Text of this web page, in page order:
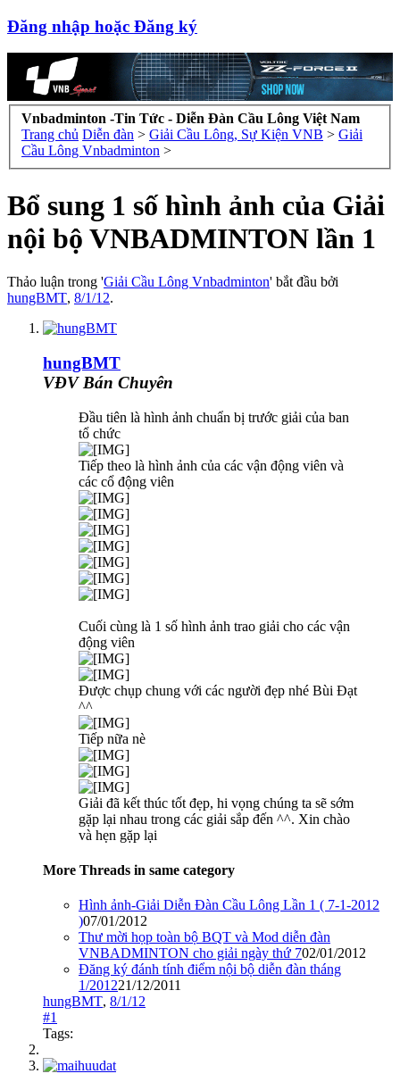
Đăng nhập hoặc Đăng ký
Vnbadminton -Tin Tức - Diễn Đàn Cầu Lông Việt Nam
Trang chủ Diễn đàn > Giải Cầu Lông, Sự Kiện VNB > Giải
Cầu Lông Vnbadminton >
Bổ sung 1 số hình ảnh của Giải
nội bộ VNBADMINTON lần 1
Thảo luận trong 'Giải Cầu Lông Vnbadminton' bắt đầu bởi
hungBMT, 8/1/12.
hungBMT
VĐV Bán Chuyên
Đầu tiên là hình ảnh chuẩn bị trước giải của ban
tổ chức
Tiếp theo là hình ảnh của các vận động viên và
các cổ động viên
Cuối cùng là 1 số hình ảnh trao giải cho các vận
động viên
Được chụp chung với các người đẹp nhé Bùi Đạt
^^
Tiếp nữa nè
Giải đã kết thúc tốt đẹp, hi vọng chúng ta sẽ sớm
gặp lại nhau trong các giải sắp đến ^^. Xin chào
và hẹn gặp lại
More Threads in same category
Hình ảnh-Giải Diễn Đàn Cầu Lông Lần 1 ( 7-1-2012
)07/01/2012
Thư mời họp toàn bộ BQT và Mod diễn đàn
VNBADMINTON cho giải ngày thứ 702/01/2012
Đăng ký đánh tính điểm nội bộ diễn đàn tháng
1/201221/12/2011
hungBMT, 8/1/12
#1
Tags: